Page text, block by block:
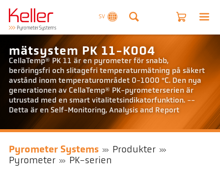
SV
mätsystem PK 11-K004
CellaTemp® PK 11 är en pyrometer för snabb,
beröringsfri och slitagefri temperaturmätning på säkert
avstånd inom temperaturområdet 0-1000 °C. Den nya
generationen av CellaTemp® PK-pyrometerserien är
utrustad med en smart vitalitetsindikatorfunktion. --
Detta är en Self-Monitoring, Analysis and Report
Pyrometer Systems
Produkter
Pyrometer
PK-serien